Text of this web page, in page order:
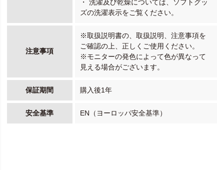
・ 洗濯及び乾燥については、ソフトグッ
ズの洗濯表示をご覧ください。
注意事項
※取扱説明書の、取扱説明、注意事項を
ご確認の上、正しくご使用ください。
※モニターの発色によって色が異なって
見える場合がございます。
保証期間 購入後1年
安全基準 EN（ヨーロッパ安全基準）